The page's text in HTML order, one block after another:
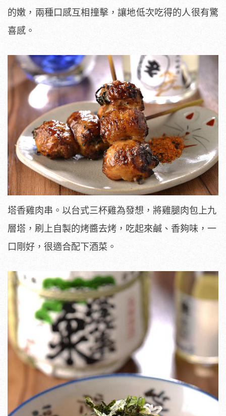
的嫩，兩種口感互相撞擊，讓地低次吃得的人很有驚
喜感。
塔香雞肉串。以台式三杯雞為發想，將雞腿肉包上九
層塔，刷上自製的烤醬去烤，吃起來鹹、香夠味，一
口剛好，很適合配下酒菜。